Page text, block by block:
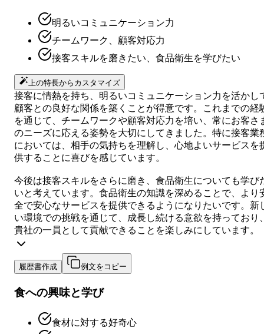
明るいコミュニケーション力
チームワーク、顧客対応力
接客スキルを磨きたい、食品衛生を学びたい
上の特長からカスタマイズ
接客に情熱を持ち、明るいコミュニケーション力を活かし
顧客との良好な関係を築くことが得意です。これまでの経
を通じて、チームワークや顧客対応力を培い、常にお客さ
のニーズに応える姿勢を大切にしてきました。特に接客業
においては、相手の気持ちを理解し、心地よいサービスを
供することに喜びを感じています。
今後は接客スキルをさらに磨き、食品衛生についても学び
いと考えています。食品衛生の知識を深めることで、より
全で安心なサービスを提供できるようになりたいです。新
い環境での挑戦を通じて、成長し続ける意欲を持っており
貴社の一員として貢献できることを楽しみにしています。
履歴書作成 例文をコピー
食への興味と学び
食材に対する好奇心